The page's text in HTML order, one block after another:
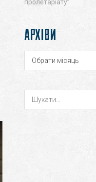
АРХІВИ
Архіви
Обрати місяць